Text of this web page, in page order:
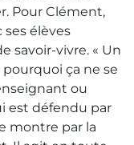
Pour Clément,
élèves
savoir-vivre. « Un
ça ne se
ou
est défendu par
montre par la